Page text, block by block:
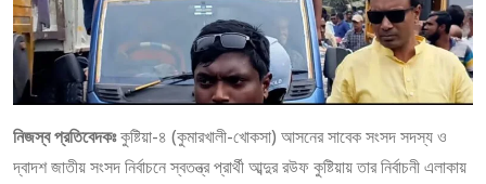
নিজস্ব প্রতিবেদকঃকুষ্টিয়া-৪ (কুমারখালী-খোকসা) আসনের সাবেক সংসদ সদস্য ও
দ্বাদশ জাতীয় সংসদ নির্বাচনে স্বতন্ত্র প্রার্থী আব্দুর রউফ কুষ্টিয়ায় তার নির্বাচনী এলাকায়